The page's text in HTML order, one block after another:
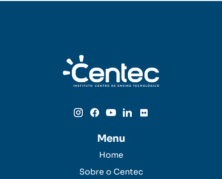
Menu
Home
Sobre o Centec